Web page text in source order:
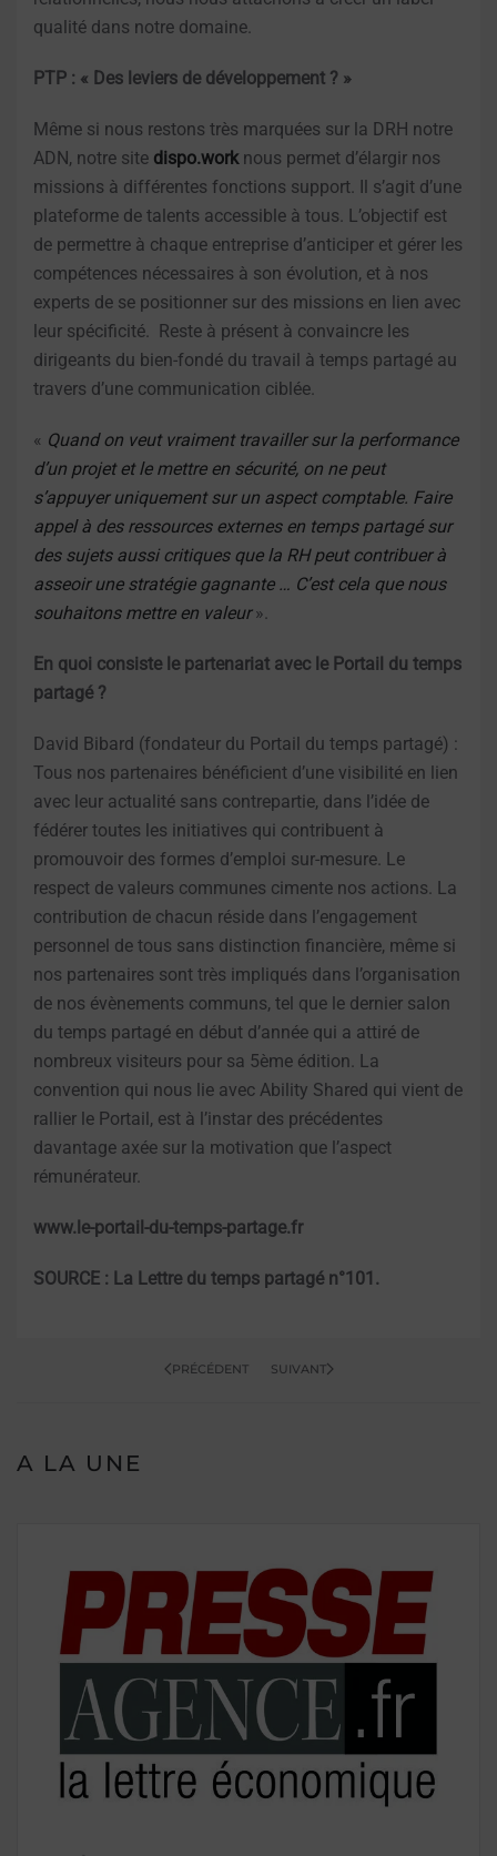
qualité dans notre domaine.
PTP : « Des leviers de développement ? »
Même si nous restons très marquées sur la DRH notre
ADN, notre site dispo.work nous permet d’élargir nos
missions à différentes fonctions support. Il s’agit d’une
plateforme de talents accessible à tous. L’objectif est
de permettre à chaque entreprise d’anticiper et gérer les
compétences nécessaires à son évolution, et à nos
experts de se positionner sur des missions en lien avec
leur spécificité. Reste à présent à convaincre les
dirigeants du bien-fondé du travail à temps partagé au
travers d’une communication ciblée.
« Quand on veut vraiment travailler sur la performance
d’un projet et le mettre en sécurité, on ne peut
s’appuyer uniquement sur un aspect comptable. Faire
appel à des ressources externes en temps partagé sur
des sujets aussi critiques que la RH peut contribuer à
asseoir une stratégie gagnante … C’est cela que nous
souhaitons mettre en valeur».
En quoi consiste le partenariat avec le Portail du temps
partagé ?
David Bibard (fondateur du Portail du temps partagé) :
Tous nos partenaires bénéficient d’une visibilité en lien
avec leur actualité sans contrepartie, dans l’idée de
fédérer toutes les initiatives qui contribuent à
promouvoir des formes d’emploi sur-mesure. Le
respect de valeurs communes cimente nos actions. La
contribution de chacun réside dans l’engagement
personnel de tous sans distinction financière, même si
nos partenaires sont très impliqués dans l’organisation
de nos évènements communs, tel que le dernier salon
du temps partagé en début d’année qui a attiré de
nombreux visiteurs pour sa 5ème édition. La
convention qui nous lie avec Ability Shared qui vient de
rallier le Portail, est à l’instar des précédentes
davantage axée sur la motivation que l’aspect
rémunérateur.
www.le-portail-du-temps-partage.fr
SOURCE : La Lettre du temps partagé n°101.
PRÉCÉDENT SUIVANT
A LA UNE